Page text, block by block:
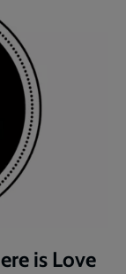
is Love